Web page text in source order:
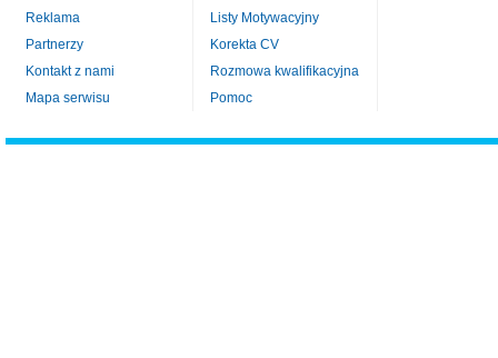
Reklama
Partnerzy
Kontakt z nami
Mapa serwisu
Listy Motywacyjny
Korekta CV
Rozmowa kwalifikacyjna
Pomoc